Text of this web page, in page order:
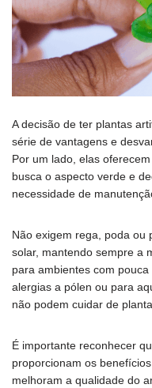
A decisão de ter plantas
série de vantagens e
Por um lado, elas
busca o aspecto verde e
necessidade de
Não exigem rega, poda ou
solar, mantendo sempre a
para ambientes com
alergias a pólen ou para
não podem cuidar de
É importante reconhecer
proporcionam os
melhoram a qualidade do